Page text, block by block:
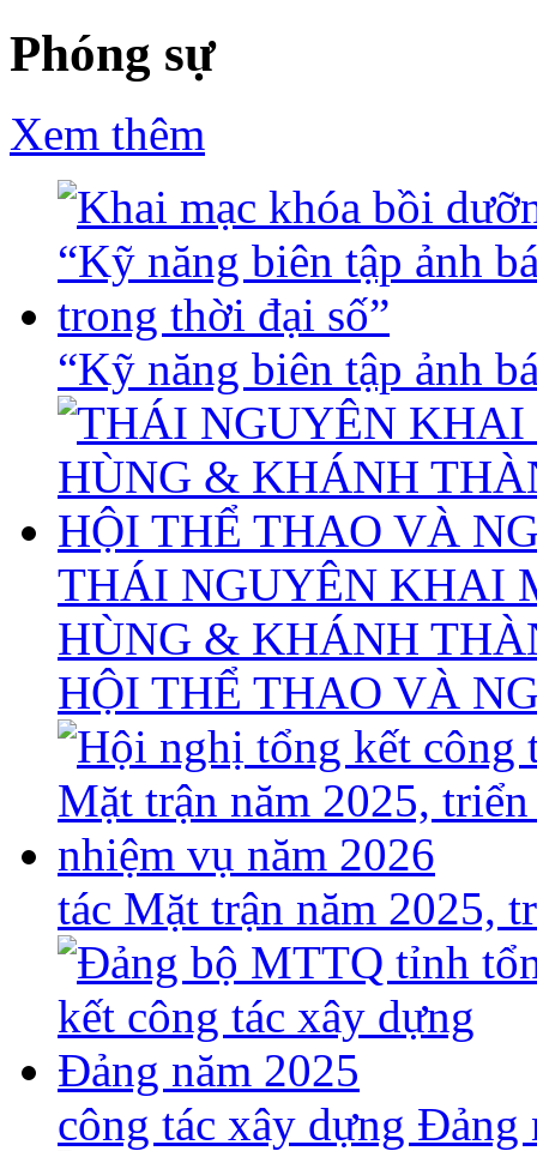
Phóng sự
Xem thêm
“Kỹ năng biên tập ảnh
THÁI NGUYÊN KHAI
HÙNG & KHÁNH
HỘI THỂ THAO VÀ
tác Mặt trận năm 2025,
công tác xây dựng Đảng